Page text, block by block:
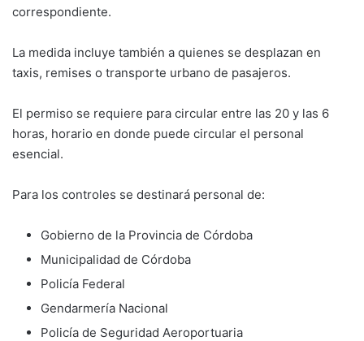
correspondiente.
La medida incluye también a quienes se desplazan en
taxis, remises o transporte urbano de pasajeros.
El permiso se requiere para circular entre las 20 y las 6
horas, horario en donde puede circular el personal
esencial.
Para los controles se destinará personal de:
Gobierno de la Provincia de Córdoba
Municipalidad de Córdoba
Policía Federal
Gendarmería Nacional
Policía de Seguridad Aeroportuaria